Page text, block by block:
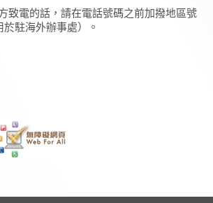
致電的話，請在電話號碼之前加撥地區號
駐海外辦事處）。